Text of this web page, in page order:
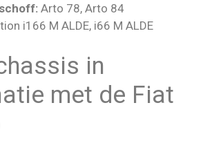
Arto 78, Arto 84
i166 M ALDE, i66 M ALDE
in
met de Fiat